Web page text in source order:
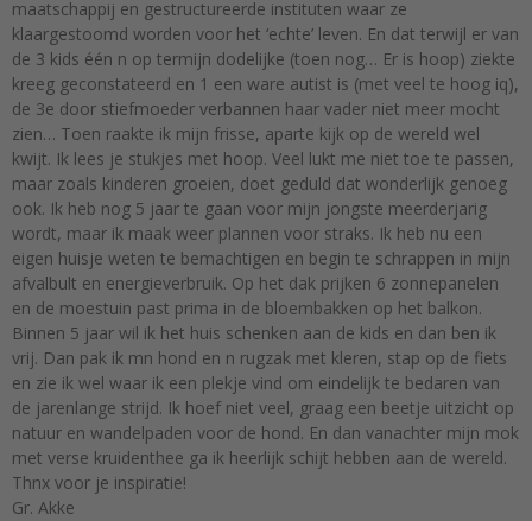
maatschappij en gestructureerde instituten waar ze
klaargestoomd worden voor het ‘echte’ leven. En dat terwijl er van
de 3 kids één n op termijn dodelijke (toen nog… Er is hoop) ziekte
kreeg geconstateerd en 1 een ware autist is (met veel te hoog iq),
de 3e door stiefmoeder verbannen haar vader niet meer mocht
zien… Toen raakte ik mijn frisse, aparte kijk op de wereld wel
kwijt. Ik lees je stukjes met hoop. Veel lukt me niet toe te passen,
maar zoals kinderen groeien, doet geduld dat wonderlijk genoeg
ook. Ik heb nog 5 jaar te gaan voor mijn jongste meerderjarig
wordt, maar ik maak weer plannen voor straks. Ik heb nu een
eigen huisje weten te bemachtigen en begin te schrappen in mijn
afvalbult en energieverbruik. Op het dak prijken 6 zonnepanelen
en de moestuin past prima in de bloembakken op het balkon.
Binnen 5 jaar wil ik het huis schenken aan de kids en dan ben ik
vrij. Dan pak ik mn hond en n rugzak met kleren, stap op de fiets
en zie ik wel waar ik een plekje vind om eindelijk te bedaren van
de jarenlange strijd. Ik hoef niet veel, graag een beetje uitzicht op
natuur en wandelpaden voor de hond. En dan vanachter mijn mok
met verse kruidenthee ga ik heerlijk schijt hebben aan de wereld.
Thnx voor je inspiratie!
Gr. Akke